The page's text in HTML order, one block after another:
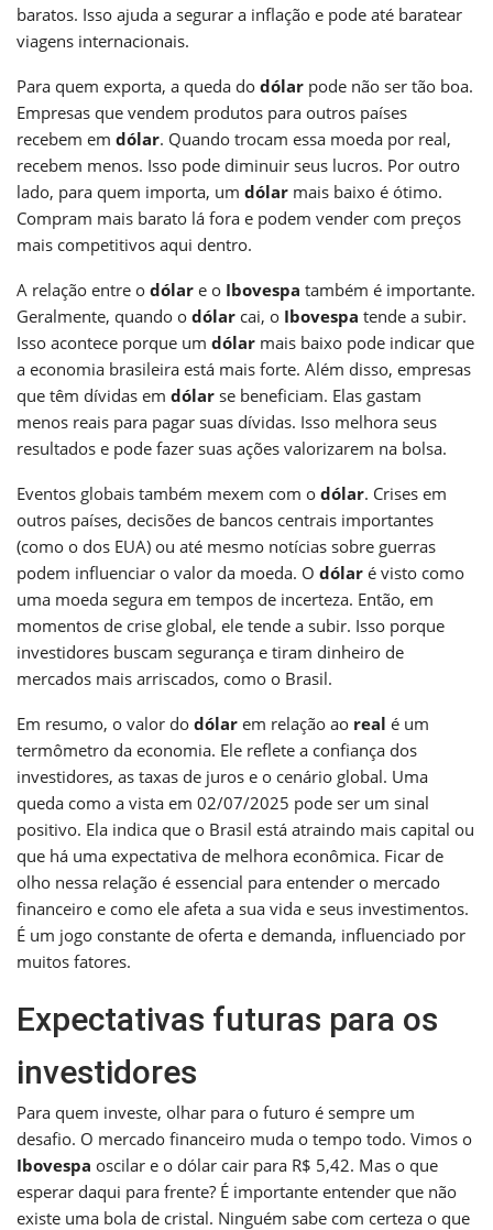
baratos. Isso ajuda a segurar a inflação e pode até baratear
viagens internacionais.
Para quem exporta, a queda do dólar pode não ser tão boa.
Empresas que vendem produtos para outros países
recebem em dólar. Quando trocam essa moeda por real,
recebem menos. Isso pode diminuir seus lucros. Por outro
lado, para quem importa, um dólar mais baixo é ótimo.
Compram mais barato lá fora e podem vender com preços
mais competitivos aqui dentro.
A relação entre o dólar e o Ibovespa também é importante.
Geralmente, quando o dólar cai, o Ibovespa tende a subir.
Isso acontece porque um dólar mais baixo pode indicar que
a economia brasileira está mais forte. Além disso, empresas
que têm dívidas em dólar se beneficiam. Elas gastam
menos reais para pagar suas dívidas. Isso melhora seus
resultados e pode fazer suas ações valorizarem na bolsa.
Eventos globais também mexem com o dólar. Crises em
outros países, decisões de bancos centrais importantes
(como o dos EUA) ou até mesmo notícias sobre guerras
podem influenciar o valor da moeda. O dólar é visto como
uma moeda segura em tempos de incerteza. Então, em
momentos de crise global, ele tende a subir. Isso porque
investidores buscam segurança e tiram dinheiro de
mercados mais arriscados, como o Brasil.
Em resumo, o valor do dólar em relação ao real é um
termômetro da economia. Ele reflete a confiança dos
investidores, as taxas de juros e o cenário global. Uma
queda como a vista em 02/07/2025 pode ser um sinal
positivo. Ela indica que o Brasil está atraindo mais capital ou
que há uma expectativa de melhora econômica. Ficar de
olho nessa relação é essencial para entender o mercado
financeiro e como ele afeta a sua vida e seus investimentos.
É um jogo constante de oferta e demanda, influenciado por
muitos fatores.
Expectativas futuras para os
investidores
Para quem investe, olhar para o futuro é sempre um
desafio. O mercado financeiro muda o tempo todo. Vimos o
Ibovespa oscilar e o dólar cair para R$ 5,42. Mas o que
esperar daqui para frente? É importante entender que não
existe uma bola de cristal. Ninguém sabe com certeza o que